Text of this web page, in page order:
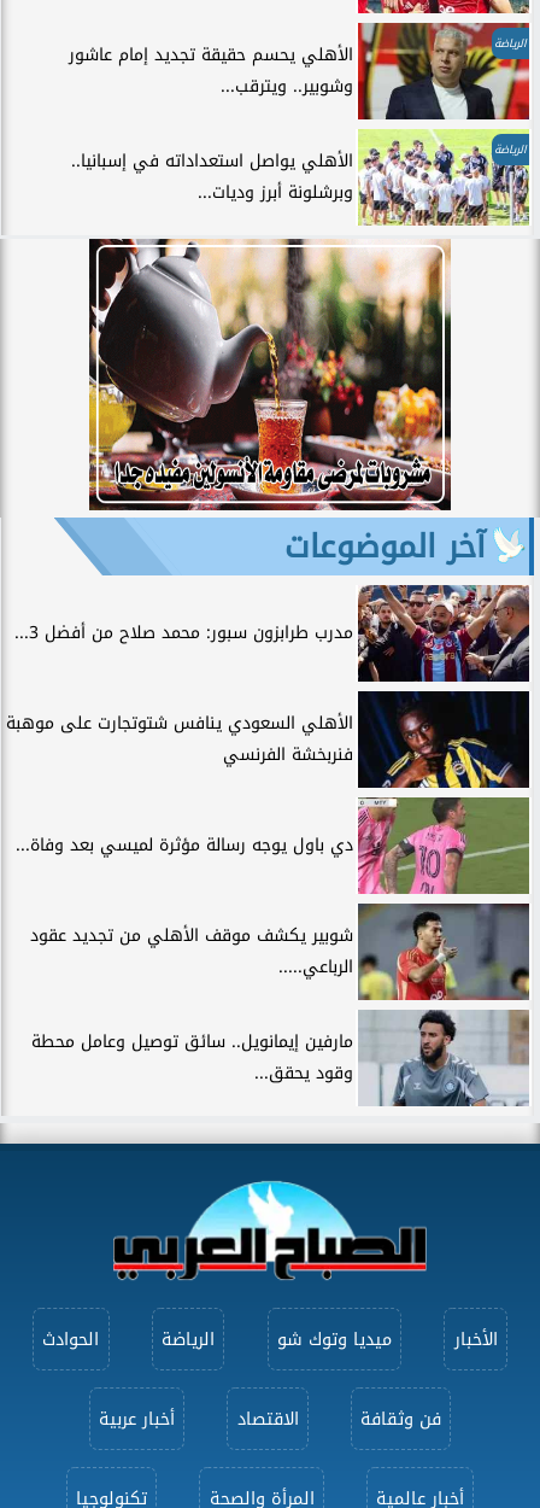
الرياضة
الأهلي يحسم حقيقة تجديد إمام عاشور
وشوبير.. ويترقب...
الرياضة
الأهلي يواصل استعداداته في إسبانيا..
وبرشلونة أبرز وديات...
آخر الموضوعات
مدرب طرابزون سبور: محمد صلاح من أفضل 3...
الأهلي السعودي ينافس شتوتجارت على موهبة
فنربخشة الفرنسي
دي باول يوجه رسالة مؤثرة لميسي بعد وفاة...
شوبير يكشف موقف الأهلي من تجديد عقود
الرباعي.....
مارفين إيمانويل.. سائق توصيل وعامل محطة
وقود يحقق...
الأخبار ميديا وتوك شو الرياضة الحوادث
فن وثقافة الاقتصاد أخبار عربية
أخبار عالمية المرأة والصحة تكنولوجيا